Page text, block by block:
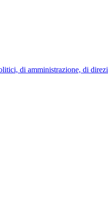
di amministrazione, di